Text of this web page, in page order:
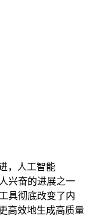
，人工智能
兴奋的进展之一
具彻底改变了内
高效地生成高质量